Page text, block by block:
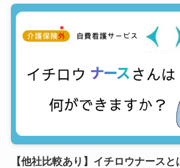
【他社比較あり】イチロウナースと